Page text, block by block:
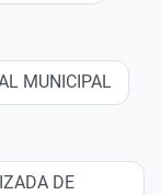
MUNICIPAL
DE